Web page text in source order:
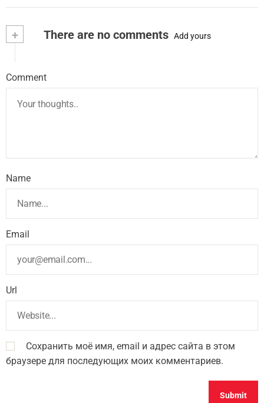
+ There are no comments Add yours
Comment
Name
Email
Url
Сохранить моё имя, email и адрес сайта в этом
браузере для последующих моих комментариев.